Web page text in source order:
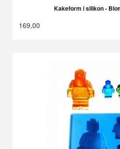
Kakeform i silikon -
169,00